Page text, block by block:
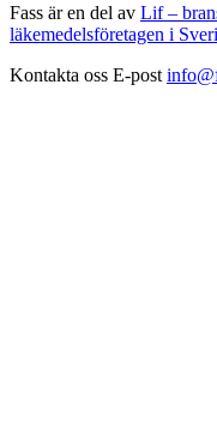
Fass är en del av Lif –
läkemedelsföretagen i
Kontakta oss E-post